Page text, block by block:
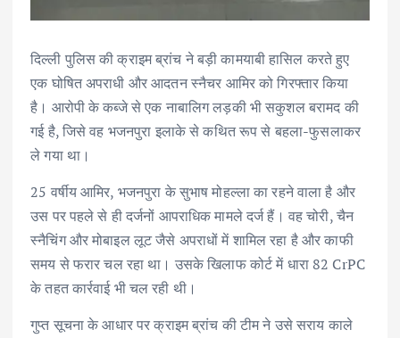
दिल्ली पुलिस की क्राइम ब्रांच ने बड़ी कामयाबी हासिल करते हुए
एक घोषित अपराधी और आदतन स्नैचर आमिर को गिरफ्तार किया
है। आरोपी के कब्जे से एक नाबालिग लड़की भी सकुशल बरामद की
गई है, जिसे वह भजनपुरा इलाके से कथित रूप से बहला-फुसलाकर
ले गया था।
25 वर्षीय आमिर, भजनपुरा के सुभाष मोहल्ला का रहने वाला है और
उस पर पहले से ही दर्जनों आपराधिक मामले दर्ज हैं। वह चोरी, चैन
स्नैचिंग और मोबाइल लूट जैसे अपराधों में शामिल रहा है और काफी
समय से फरार चल रहा था। उसके खिलाफ कोर्ट में धारा 82 CrPC
के तहत कार्रवाई भी चल रही थी।
गुप्त सूचना के आधार पर क्राइम ब्रांच की टीम ने उसे सराय काले